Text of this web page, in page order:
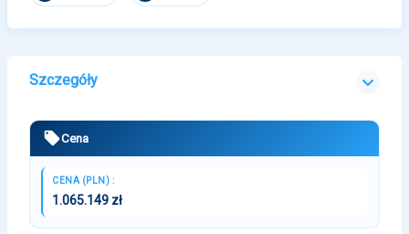
Szczegóły
Cena
CENA (PLN) :
1.065.149 zł